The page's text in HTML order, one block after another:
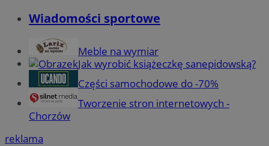
Wiadomości sportowe
Meble na wymiar
Jak wyrobić książeczkę sanepidowską?
Części samochodowe do -70%
Tworzenie stron internetowych -
Chorzów
reklama